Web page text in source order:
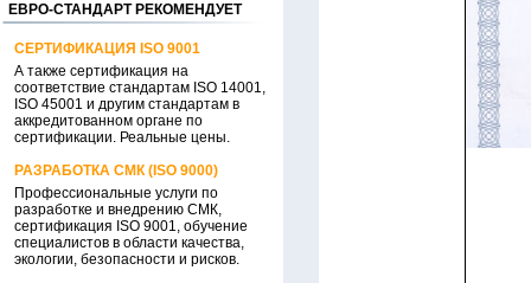
ЕВРО-СТАНДАРТ РЕКОМЕНДУЕТ
СЕРТИФИКАЦИЯ ISO 9001
А также сертификация на
соответствие стандартам ISO 14001,
ISO 45001 и другим стандартам в
аккредитованном органе по
сертификации. Реальные цены.
РАЗРАБОТКА СМК (ISO 9000)
Профессиональные услуги по
разработке и внедрению СМК,
сертификация ISO 9001, обучение
специалистов в области качества,
экологии, безопасности и рисков.